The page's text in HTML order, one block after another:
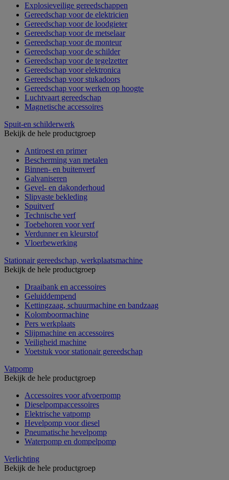
Explosieveilige gereedschappen
Gereedschap voor de elektricien
Gereedschap voor de loodgieter
Gereedschap voor de metselaar
Gereedschap voor de monteur
Gereedschap voor de schilder
Gereedschap voor de tegelzetter
Gereedschap voor elektronica
Gereedschap voor stukadoors
Gereedschap voor werken op hoogte
Luchtvaart gereedschap
Magnetische accessoires
Spuit-en schilderwerk
Bekijk de hele productgroep
Antiroest en primer
Bescherming van metalen
Binnen- en buitenverf
Galvaniseren
Gevel- en dakonderhoud
Slipvaste bekleding
Spuitverf
Technische verf
Toebehoren voor verf
Verdunner en kleurstof
Vloerbewerking
Stationair gereedschap, werkplaatsmachine
Bekijk de hele productgroep
Draaibank en accessoires
Geluiddempend
Kettingzaag, schuurmachine en bandzaag
Kolomboormachine
Pers werkplaats
Slijpmachine en accessoires
Veiligheid machine
Voetstuk voor stationair gereedschap
Vatpomp
Bekijk de hele productgroep
Accessoires voor afvoerpomp
Dieselpompaccessoires
Elektrische vatpomp
Hevelpomp voor diesel
Pneumatische hevelpomp
Waterpomp en dompelpomp
Verlichting
Bekijk de hele productgroep